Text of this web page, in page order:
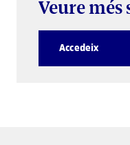
Veure
Accedeix